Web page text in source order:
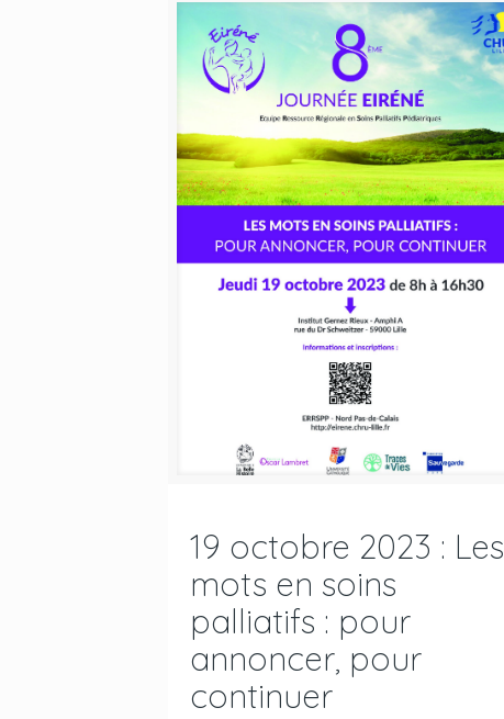
19 octobre 2023 : Les
mots en soins
palliatifs : pour
annoncer, pour
continuer